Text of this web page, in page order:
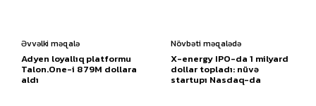
Əvvəlki məqalə
Adyen loyallıq platformu
Talon.One-i 879M dollara
aldı
Növbəti məqalədə
X-energy IPO-da 1 milyard
dollar topladı: nüvə
startupı Nasdaq-da